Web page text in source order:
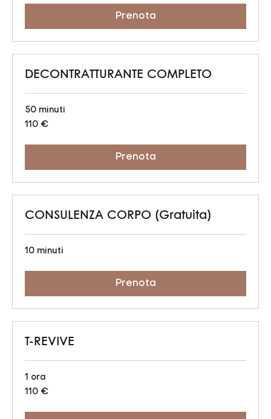
Prenota
DECONTRATTURANTE COMPLETO
50 minuti
110
euro
110 €
Prenota
CONSULENZA CORPO (Gratuita)
10 minuti
Prenota
T-REVIVE
1 ora
110
euro
110 €